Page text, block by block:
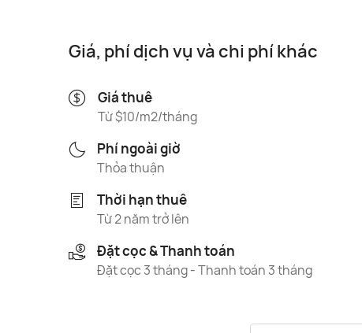
Giá, phí dịch vụ và chi phí khác
Giá thuê
Từ $10/m2/tháng
Phí ngoài giờ
Thỏa thuận
Thời hạn thuê
Từ 2 năm trở lên
Đặt cọc & Thanh toán
Đặt cọc 3 tháng - Thanh toán 3 tháng